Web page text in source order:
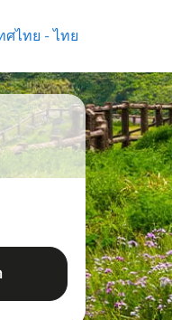
ศไทย - ไทย